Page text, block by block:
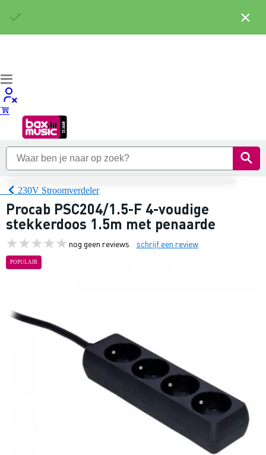
230V Stroomverdeler
Procab PSC204/1.5-F 4-voudige
stekkerdoos 1.5m met penaarde
nog geen reviews schrijf een review
POPULAIR
×